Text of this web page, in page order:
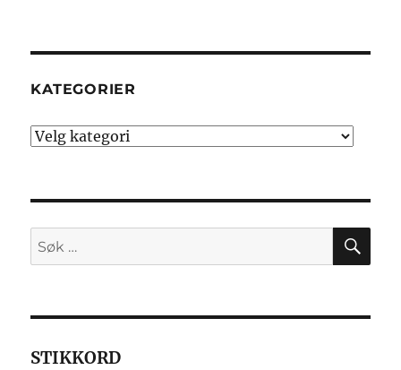
KATEGORIER
Kategorier
Søk
etter:
STIKKORD